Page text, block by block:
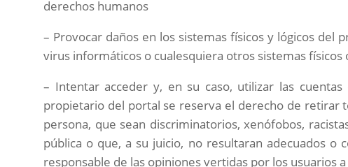
derechos humanos
– Provocar daños en los sistemas físicos y lógicos
virus informáticos o cualesquiera otros sistemas
– Intentar acceder y, en su caso, utilizar las
propietario del portal se reserva el derecho de retirar
persona, que sean discriminatorios, xenófobos,
pública o que, a su juicio, no resultaran adecuados o
responsable de las opiniones vertidas por los usuarios